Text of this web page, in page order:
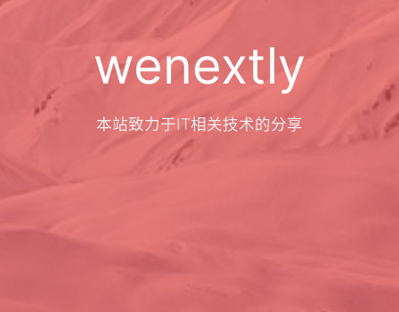
wenextly
本站致力于IT相关技术的分享